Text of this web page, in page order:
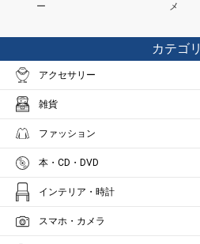
ー
メ
カテゴリ
アクセサリー
雑貨
ファッション
本・CD・DVD
インテリア・時計
スマホ・カメラ